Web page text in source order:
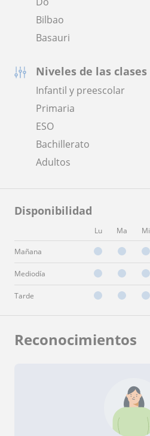
Bilbao
Basauri
Niveles de las clases
Infantil y preescolar
Primaria
ESO
Bachillerato
Adultos
Disponibilidad
Lu Ma Mi
Mañana
Mediodía
Tarde
Reconocimientos